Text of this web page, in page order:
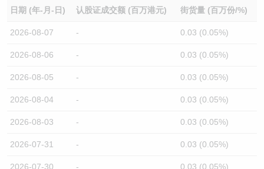
日期 (年-月-日) 认股证成交额 (百万港元) 街货量 (百万份/%)
2026-08-07 - 0.03 (0.05%)
2026-08-06 - 0.03 (0.05%)
2026-08-05 - 0.03 (0.05%)
2026-08-04 - 0.03 (0.05%)
2026-08-03 - 0.03 (0.05%)
2026-07-31 - 0.03 (0.05%)
2026-07-30 - 0.03 (0.05%)